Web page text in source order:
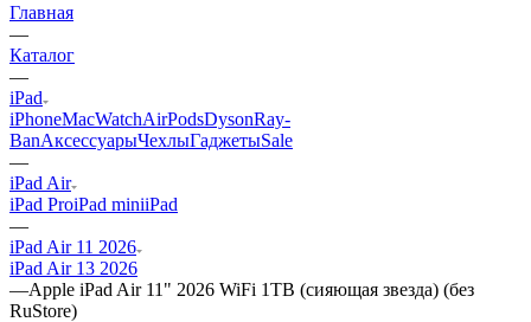
Главная
—
Каталог
—
iPad
iPhoneMacWatchAirPodsDysonRay-
BanАксессуарыЧехлыГаджетыSale
—
iPad Air
iPad ProiPad miniiPad
—
iPad Air 11 2026
iPad Air 13 2026
—Apple iPad Air 11" 2026 WiFi 1TB (сияющая звезда) (без
RuStore)